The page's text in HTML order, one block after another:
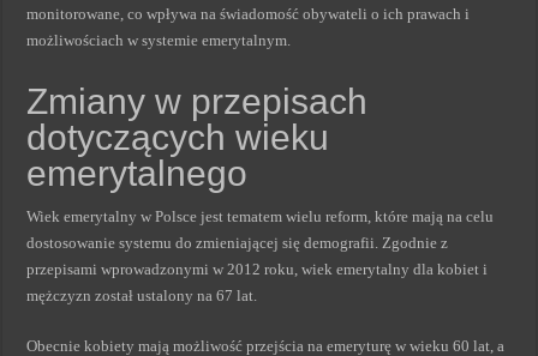
monitorowane, co wpływa na świadomość obywateli o ich prawach i
możliwościach w systemie emerytalnym.
Zmiany w przepisach
dotyczących wieku
emerytalnego
Wiek emerytalny w Polsce jest tematem wielu reform, które mają na celu
dostosowanie systemu do zmieniającej się demografii. Zgodnie z
przepisami wprowadzonymi w 2012 roku, wiek emerytalny dla kobiet i
mężczyzn został ustalony na 67 lat.
Obecnie kobiety mają możliwość przejścia na emeryturę w wieku 60 lat, a